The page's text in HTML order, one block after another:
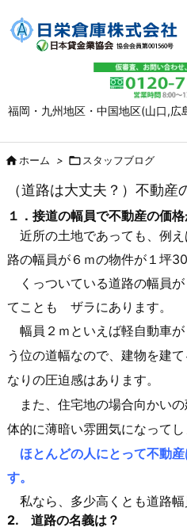
福岡・九州地区・中国地区(山口,
ホーム >  スタッフブログ
（道路は大丈夫？）不動
１．接道の幅員で不動産の価格
近所の土地であっても、例
路の幅員が６ｍの物件が１坪
くっついている道路の幅員
てことも ザラにあります。
幅員２ｍといえば軽自動車
う位の道幅なので、建物を建
なりの圧迫感はあります。
また、住宅地の場合向かい
体的に薄暗い雰囲気になって
ほとんどの人にとって不動
す。
私なら、多少高くとも道路幅
2. 道路の名義は？